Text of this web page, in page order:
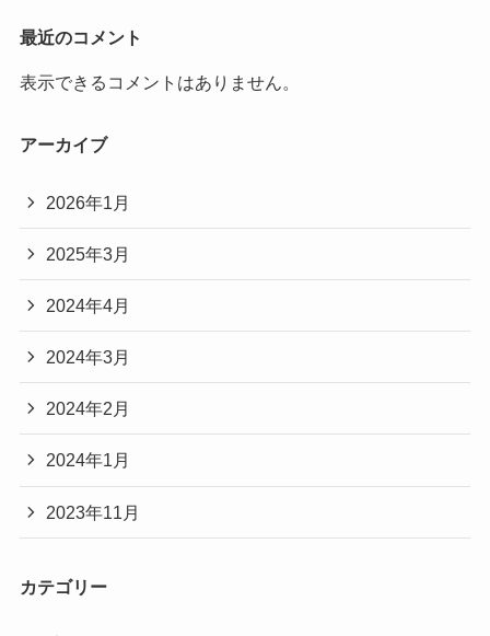
最近のコメント
表示できるコメントはありません。
アーカイブ
2026年1月
2025年3月
2024年4月
2024年3月
2024年2月
2024年1月
2023年11月
カテゴリー